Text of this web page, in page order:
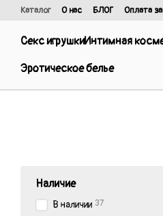
Перейти к основному контенту
Каталог О нас БЛОГ Оплата
Секс игрушкиИнтимная
Эротическое белье
Наличие
В наличии 37